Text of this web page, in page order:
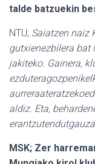
talde batzuekin
NTU; Saiatzen naiz
gutxienezbilera bat
jakiteko. Gainera,
aldiz. Eta,
MSK; Zer